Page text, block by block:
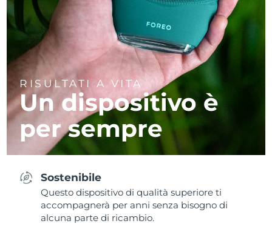
RISULTATI A VITA
Un dispositivo è
per sempre
Sostenibile
Questo dispositivo di qualità superiore ti
accompagnerà per anni senza bisogno di
alcuna parte di ricambio.